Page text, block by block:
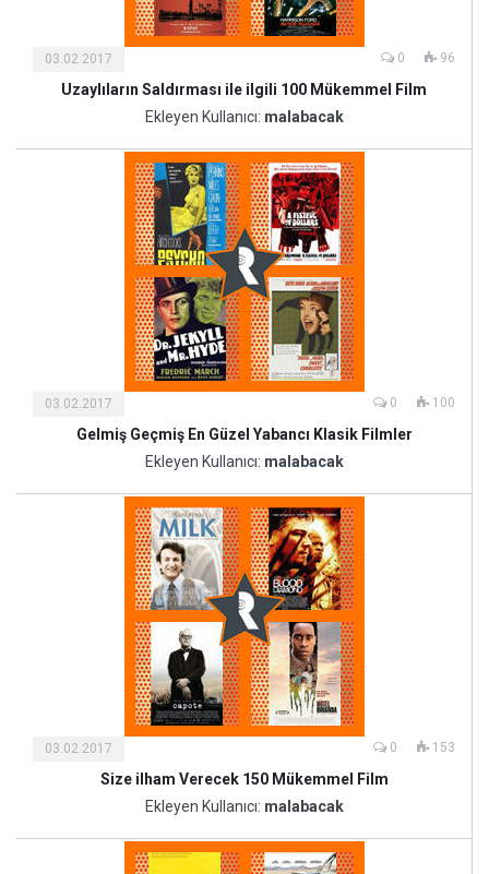
03.02.2017 0 96
Uzaylıların Saldırması ile ilgili 100 Mükemmel Film
Ekleyen Kullanıcı: malabacak
Kültür
03.02.2017 0 100
Gelmiş Geçmiş En Güzel Yabancı Klasik Filmler
Ekleyen Kullanıcı: malabacak
Kültür
03.02.2017 0 153
Size ilham Verecek 150 Mükemmel Film
Ekleyen Kullanıcı: malabacak